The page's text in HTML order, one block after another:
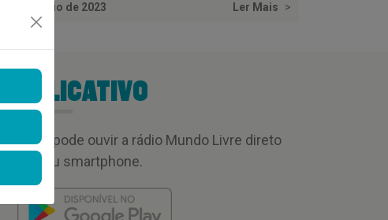
8 de maio de 2023 Ler Mais >
APLICATIVO
Você pode ouvir a rádio Mundo Livre direto
no seu smartphone.